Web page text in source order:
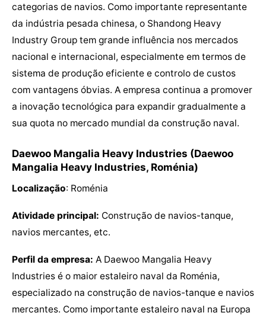
categorias de navios. Como importante representante
da indústria pesada chinesa, o Shandong Heavy
Industry Group tem grande influência nos mercados
nacional e internacional, especialmente em termos de
sistema de produção eficiente e controlo de custos
com vantagens óbvias. A empresa continua a promover
a inovação tecnológica para expandir gradualmente a
sua quota no mercado mundial da construção naval.
Daewoo Mangalia Heavy Industries (Daewoo
Mangalia Heavy Industries, Roménia)
Localização: Roménia
Atividade principal: Construção de navios-tanque,
navios mercantes, etc.
Perfil da empresa: A Daewoo Mangalia Heavy
Industries é o maior estaleiro naval da Roménia,
especializado na construção de navios-tanque e navios
mercantes. Como importante estaleiro naval na Europa